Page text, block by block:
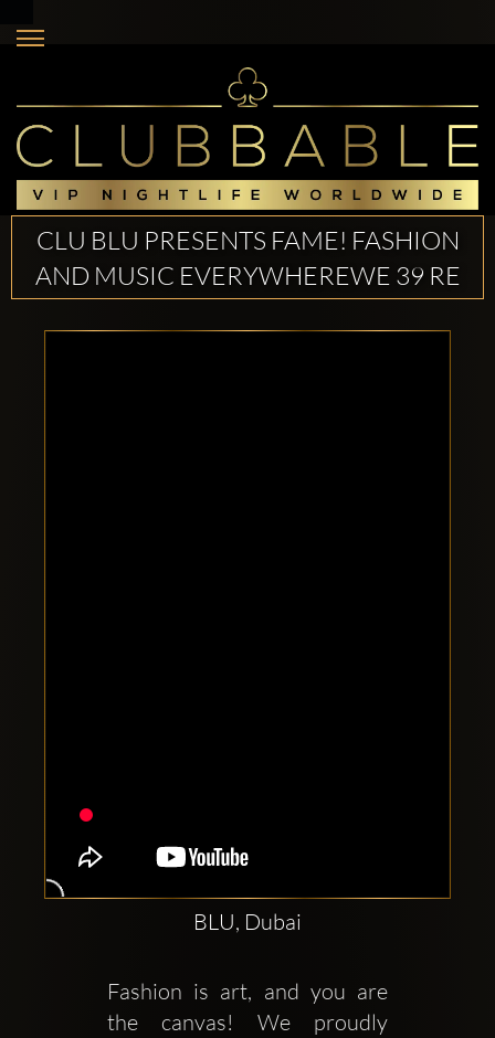
Clubbable:
CLU BLU PRESENTS FAME! FASHION
AND MUSIC EVERYWHEREWE 39 RE
BLU, Dubai
Fashion is art, and you are
the canvas! We proudly